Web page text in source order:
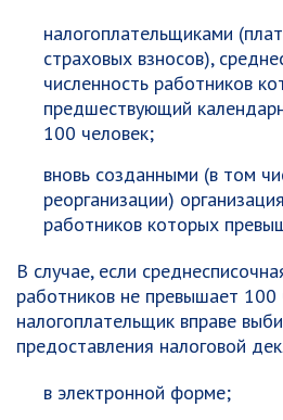
налогоплательщиками
страховых взносов),
численность работников
предшествующий
100 человек;
вновь созданными (в том
реорганизации)
работников которых
В случае, если
работников не превышает 100
налогоплательщик вправе
предоставления налоговой
в электронной форме;